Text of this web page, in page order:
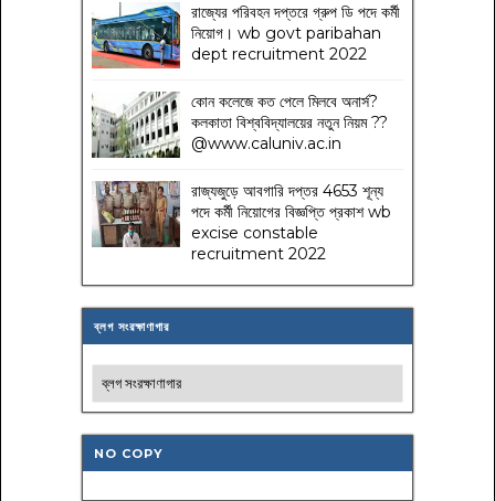
রাজ্যের পরিবহন দপ্তরে গ্রুপ ডি পদে কর্মী
নিয়োগ। wb govt paribahan
dept recruitment 2022
কোন কলেজে কত পেলে মিলবে অনার্স?
কলকাতা বিশ্ববিদ্যালয়ের নতুন নিয়ম??
@www.caluniv.ac.in
রাজ্যজুড়ে আবগারি দপ্তর 4653 শূন্য
পদে কর্মী নিয়োগের বিজ্ঞপ্তি প্রকাশ wb
excise constable
recruitment 2022
ব্লগ সংরক্ষাণাগার
NO COPY